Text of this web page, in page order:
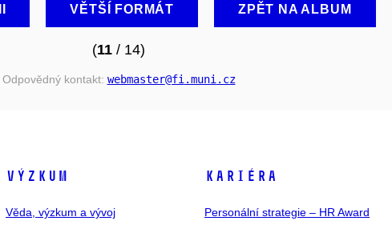
VĚTŠÍ FORMÁT ZPĚT NA ALBUM
(11 / 14)
Odpovědný kontakt: webmaster@fi .muni .cz
VÝZKUM
Věda, výzkum a vývoj
KARIÉRA
Personální strategie – HR Award